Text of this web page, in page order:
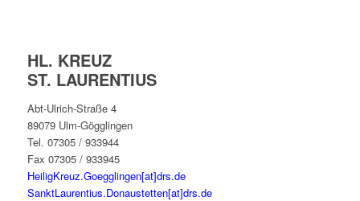
HL. KREUZ
ST. LAURENTIUS
Abt-Ulrich-Straße 4
89079 Ulm-Gögglingen
Tel. 07305 / 933944
Fax 07305 / 933945
HeiligKreuz.Goegglingen[at]drs.de
SanktLaurentius.Donaustetten[at]drs.de